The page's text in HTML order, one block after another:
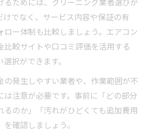
重視のエアコンクリーニング業者の
出費を防ぐエアコンクリーニング依
依頼することで費用を抑えるポイ
クリーニング料金の賢い比較方法
けでなく、サービス内容や保証の有
ロー体制も比較しましょう。エアコン
比較サイトや口コミ評価を活用する
択ができます。
の発生しやすい業者や、作業範囲が不
は注意が必要です。事前に「どの部分
るのか」「汚れがひどくても追加費用
確認しましょう。